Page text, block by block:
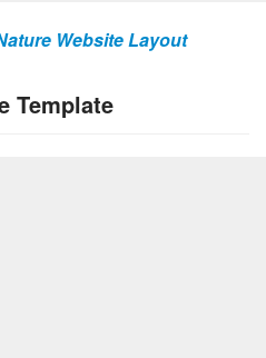
Website Layout
Template